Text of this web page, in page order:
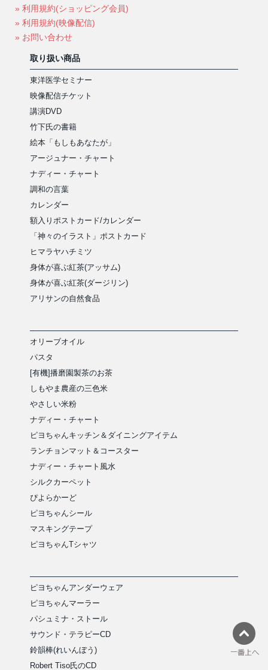
» 利用規約(ショッピング会員)
» 利用規約(映像配信)
» お問い合わせ
取り扱い商品
東洋医学セミナー
映像配信チケット
講演DVD
竹下氏の書籍
絵本「もしもあなたが」
アージュナー・チャート
ナディー・チャート
調和の言葉
カレンダー
額入りポストカード/カレンダー
「神々のイラスト」ポストカード
ヒマラヤハチミツ
身体が喜ぶ紅茶(アッサム)
身体が喜ぶ紅茶(ダージリン)
アリサンの自然食品
オリーブオイル
パスタ
[有機]播磨園製茶のお茶
しもやま農産の三色米
やさしい米粉
ナディー・チャート
ピヨちゃんキッチン＆ダイニングアイテム
ランチョンマット＆コースター
ナディー・チャート風水
シルクカーペット
ぴよらかーど
ピヨちゃんシール
マスキングテープ
ピヨちゃんTシャツ
ピヨちゃんアンダーウェア
ピヨちゃんマーラー
パシュミナ・ストール
サウンド・テラピーCD
鈴韻棒(れいんぼう)
Robert Tiso氏のCD